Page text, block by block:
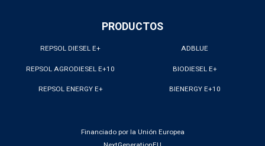
PRODUCTOS
REPSOL DIESEL E+
REPSOL AGRODIESEL E+10
REPSOL ENERGY E+
ADBLUE
BIODIESEL E+
BIENERGY E+10
Financiado por la Unión Europea